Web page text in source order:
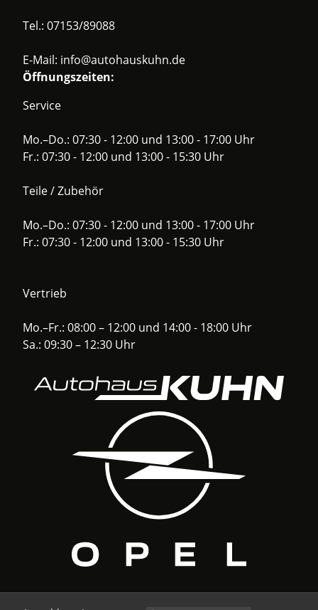
Tel.: 07153/89088
E-Mail: info@autohauskuhn.de
Öffnungszeiten:
Service
Mo.–Do.: 07:30 - 12:00 und 13:00 - 17:00 Uhr
Fr.: 07:30 - 12:00 und 13:00 - 15:30 Uhr
Teile / Zubehör
Mo.–Do.: 07:30 - 12:00 und 13:00 - 17:00 Uhr
Fr.: 07:30 - 12:00 und 13:00 - 15:30 Uhr
Vertrieb
Mo.–Fr.: 08:00 – 12:00 und 14:00 - 18:00 Uhr
Sa.: 09:30 – 12:30 Uhr